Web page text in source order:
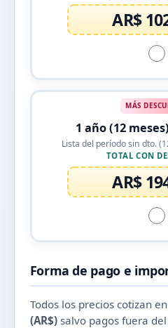
AR$
MÁS
1 año (12
Lista del período sin dto.
TOTAL CON
AR$
Forma de pago e
Todos los precios cotizan en
(AR$)salvo pagos fuera